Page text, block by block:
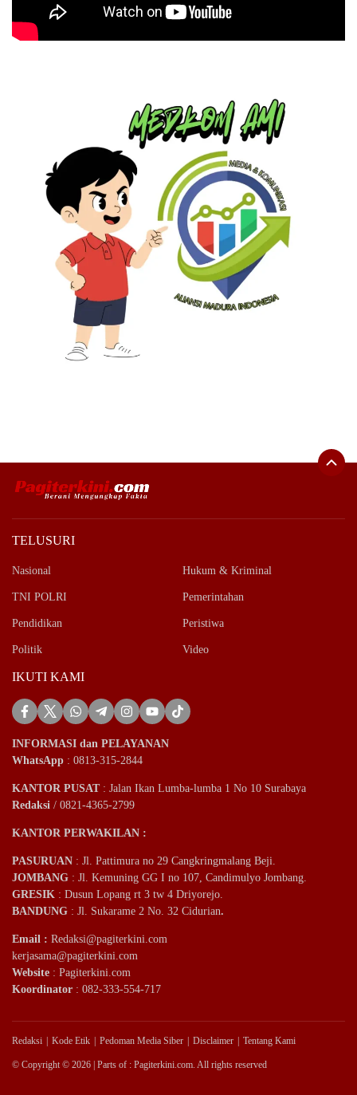
TELUSURI
Nasional Hukum & Kriminal
TNI POLRI Pemerintahan
Pendidikan Peristiwa
Politik Video
IKUTI KAMI
INFORMASI dan PELAYANAN
WhatsApp : 0813-315-2844
KANTOR PUSAT: Jalan Ikan Lumba-lumba 1 No 10 Surabaya
Redaksi / 0821-4365-2799
KANTOR PERWAKILAN :
PASURUAN : Jl. Pattimura no 29 Cangkringmalang Beji.
JOMBANG : Jl. Kemuning GG I no 107, Candimulyo Jombang.
GRESIK : Dusun Lopang rt 3 tw 4 Driyorejo.
BANDUNG : Jl. Sukarame 2 No. 32 Cidurian.
Email : Redaksi@pagiterkini.com
kerjasama@pagiterkini.com
Website : Pagiterkini.com
Koordinator : 082-333-554-717
Redaksi Kode Etik Pedoman Media Siber Disclaimer Tentang Kami
© Copyright © 2026 | Parts of : Pagiterkini.com. All rights reserved